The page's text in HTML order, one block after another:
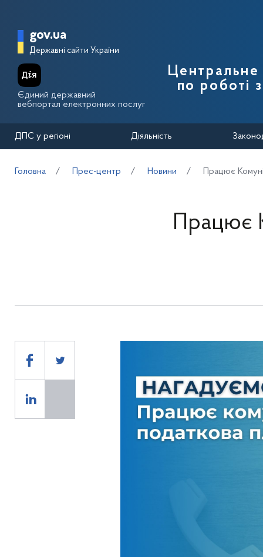
Головна сторінка Державної
gov.ua
Державні сайти України
Єдиний державний
вебпортал електронних послуг
Центральне
по роботі
ДПС у регіоні Діяльність
Головна Прес-центр Новини Працює
Працює